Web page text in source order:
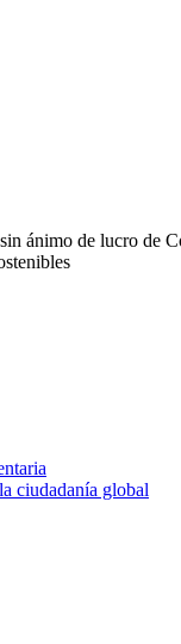
ánimo de lucro de
ciudadanía global